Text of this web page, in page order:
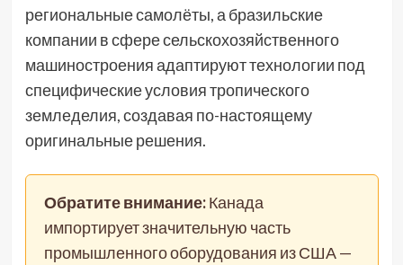
региональные самолёты, а бразильские
компании в сфере сельскохозяйственного
машиностроения адаптируют технологии под
специфические условия тропического
земледелия, создавая по-настоящему
оригинальные решения.
Обратите внимание:Канада
импортирует значительную часть
промышленного оборудования из США —